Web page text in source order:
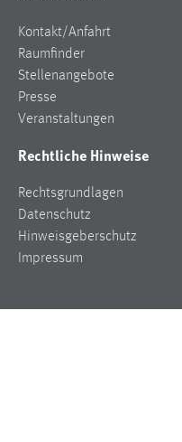
Kontakt/Anfahrt
Raumfinder
Stellenangebote
Presse
Veranstaltungen
Rechtliche Hinweise
Rechtsgrundlagen
Datenschutz
Hinweisgeberschutz
Impressum